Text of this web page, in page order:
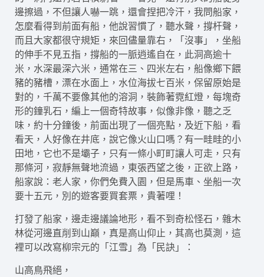
邊擦過，不但讓人嚇一跳，還會捏把冷汗，我問船家，
怎麼看得到前面有船，他說習慣了，聽水聲，撐杆聲，
而且大家都很守規矩，來回儘量靠右，「沒事」，坐船
的伸手不見五指，撐船的一脈逍遙自在，此洞高逾十
米，水深最深六米，通常在三、四米左右，船像鄉下餵
豬的豬槽，漂在水面上，水位海拔七百米，保留原始是
對的，千萬不要像其他的溶洞，裝飾著霓紅燈，每塊奇
形的鐘乳石，編上一個奇特故事，似像非像，聽之乏
味，約十分鐘後，前面出現了一個亮點，及近下船，看
看天，人好像在井底，說它像火山口嗎？有一畦畦的小
田地，它也不是壩子，只有一條小町町讓人可走，只有
那條河，寂靜無聲地流過，東張西望之後，正欲上路，
船家說：老人家，你們免費入園，但是馬車、坐船一次
要十五元，別的遊客要買套票，貴著哩！
打發了船家，邊走邊議論地形，看不到奇松怪石，雜木
林從河邊直削到山巔，真是高山仰止，其高也莫測，這
裡可以改寫柳宗元的「江雪」為「民訣」：
山高鳥飛絕，